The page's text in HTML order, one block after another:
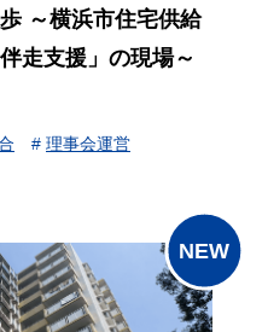
～横浜市住宅供給
走支援」の現場～
# 理事会運営